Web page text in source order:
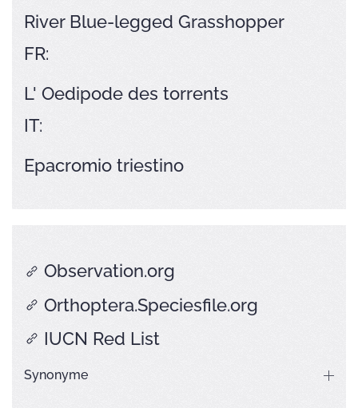
River Blue-legged Grasshopper
FR:
L' Oedipode des torrents
IT:
Epacromio triestino
Observation.org
Orthoptera.Speciesfile.org
IUCN Red List
Synonyme